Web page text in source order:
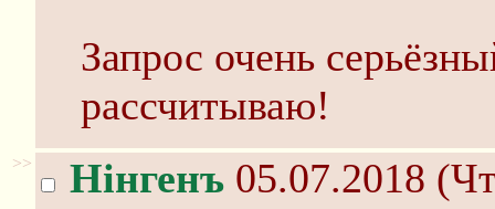
Запрос очень
рассчитываю!
>> Нінгенъ 05.07.2018